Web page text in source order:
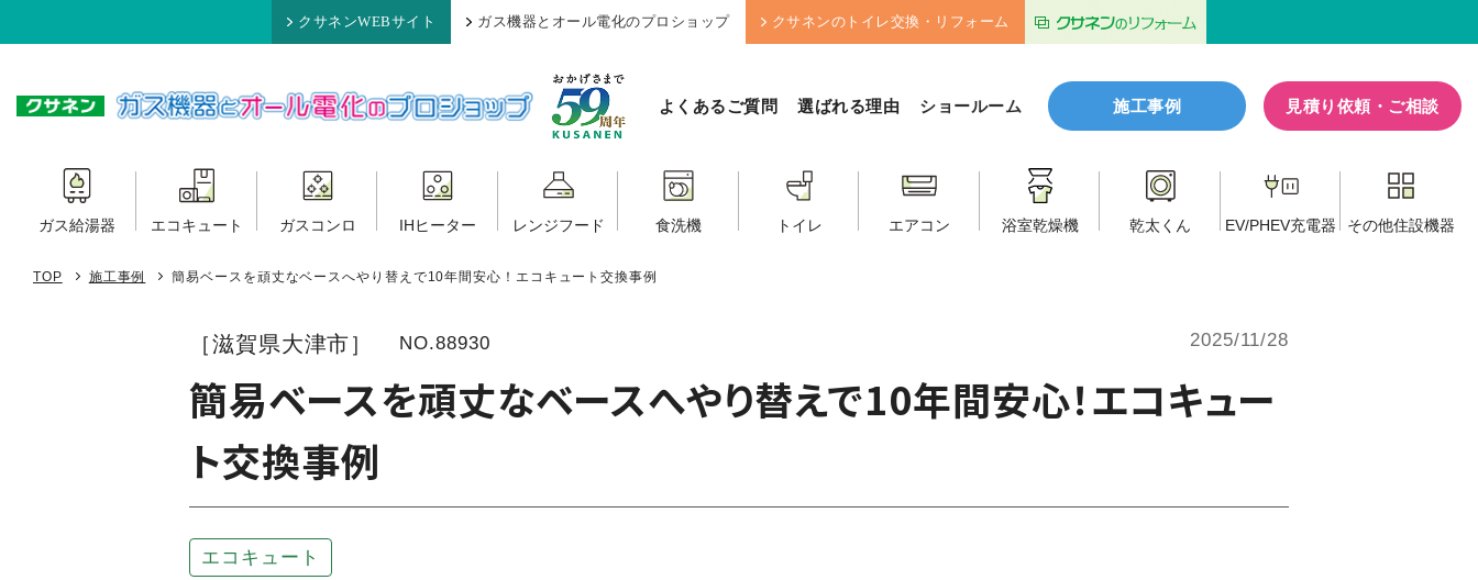
クサネンWEBサイト ガス機器とオール電化のプロショップ クサネンのトイレ交換・リフォーム
よくあるご質問 選ばれる理由 ショールーム 施工事例 見積り依頼・ご相談
ガス給湯器 エコキュート ガスコンロ IHヒーター レンジフード 食洗機 トイレ エアコン 浴室乾燥機 乾太くん EV/PHEV充電器 その他住設機器
TOP 施工事例 簡易ベースを頑丈なベースへやり替えで10年間安心！エコキュート交換事例
［滋賀県大津市］ NO.88930 2025/11/28
簡易ベースを頑丈なベースへやり替えで10年間安心！エコキュー
ト交換事例
エコキュート